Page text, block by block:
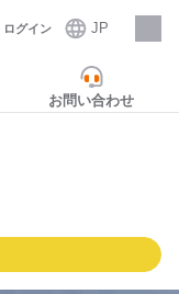
ログイン JP
採用情報
お問い合わせ